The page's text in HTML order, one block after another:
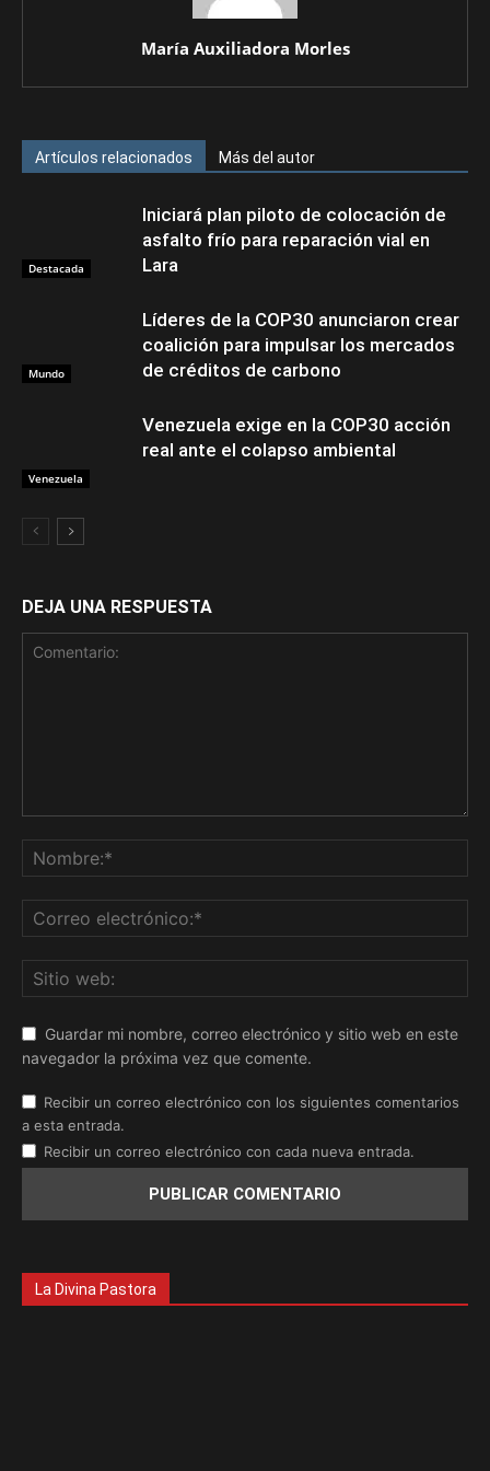
María Auxiliadora Morles
Artículos relacionados Más del autor
Destacada
Iniciará plan piloto de colocación de
asfalto frío para reparación vial en
Lara
Mundo
Líderes de la COP30 anunciaron crear
coalición para impulsar los mercados
de créditos de carbono
Venezuela
Venezuela exige en la COP30 acción
real ante el colapso ambiental
DEJA UNA RESPUESTA
Guardar mi nombre, correo electrónico y sitio web en este
navegador la próxima vez que comente.
Recibir un correo electrónico con los siguientes comentarios
a esta entrada.
Recibir un correo electrónico con cada nueva entrada.
La Divina Pastora